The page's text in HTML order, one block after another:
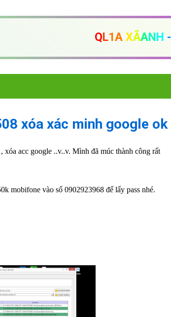
QL1A XÃAN H -
xóa xác minh google ok
acc google ..v..v. Mình đã múc thành công rất
mobifone vào số 0902923968 để lấy pass nhé.